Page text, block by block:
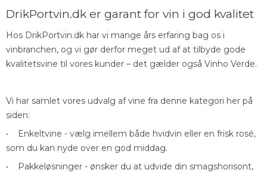
DrikPortvin.dk er garant for vin i god kvalitet
Hos DrikPortvin.dk har vi mange års erfaring bag os i
vinbranchen, og vi gør derfor meget ud af at tilbyde gode
kvalitetsvine til vores kunder – det gælder også Vinho Verde.
Vi har samlet vores udvalg af vine fra denne kategori her på
siden:
• Enkeltvine - vælg imellem både hvidvin eller en frisk rosé,
som du kan nyde over en god middag.
• Pakkeløsninger - ønsker du at udvide din smagshorisont,